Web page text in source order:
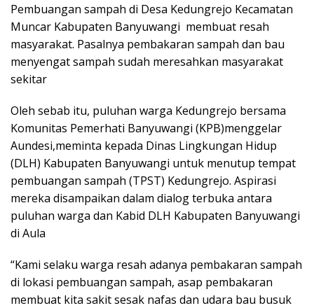
Pembuangan sampah di Desa Kedungrejo Kecamatan
Muncar Kabupaten Banyuwangi membuat resah
masyarakat. Pasalnya pembakaran sampah dan bau
menyengat sampah sudah meresahkan masyarakat
sekitar
Oleh sebab itu, puluhan warga Kedungrejo bersama
Komunitas Pemerhati Banyuwangi (KPB)menggelar
Aundesi,meminta kepada Dinas Lingkungan Hidup
(DLH) Kabupaten Banyuwangi untuk menutup tempat
pembuangan sampah (TPST) Kedungrejo. Aspirasi
mereka disampaikan dalam dialog terbuka antara
puluhan warga dan Kabid DLH Kabupaten Banyuwangi
di Aula
“Kami selaku warga resah adanya pembakaran sampah
di lokasi pembuangan sampah, asap pembakaran
membuat kita sakit sesak nafas dan udara bau busuk